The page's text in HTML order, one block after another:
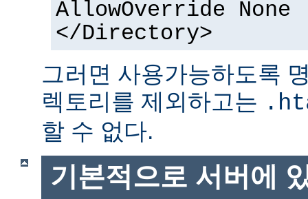
AllowOverride None
</Directory>
그러면 사용가능하도록
렉토리를 제외하고는
할 수 없다.
기본적으로 서버에